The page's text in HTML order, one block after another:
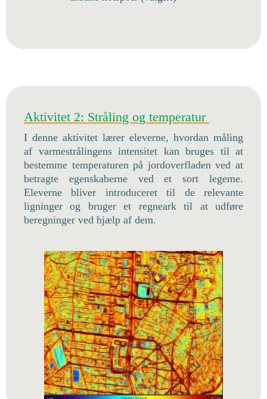
Aktivitet 2: Stråling og temperatur
I denne aktivitet lærer eleverne, hvordan måling
af varmestrålingens intensitet kan bruges til at
bestemme temperaturen på jordoverfladen ved at
betragte egenskaberne ved et sort legeme.
Eleverne bliver introduceret til de relevante
ligninger og bruger et regneark til at udføre
beregninger ved hjælp af dem.